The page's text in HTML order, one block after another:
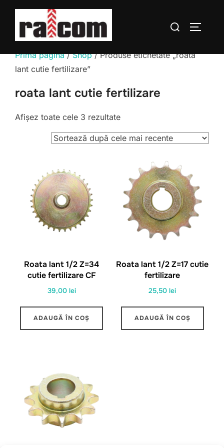
conținut
Caută
Prima pagină/Shop/ Produse etichetate „roata
lant cutie fertilizare”
roata lant cutie fertilizare
Afișez toate cele 3 rezultateSortat
după
cele
recente
Roata lant 1/2 Z=34
cutie fertilizare CF
39,00 lei
ADAUGĂ ÎN COȘ
Roata lant 1/2 Z=17 cutie
fertilizare
25,50lei
ADAUGĂ ÎN COȘ